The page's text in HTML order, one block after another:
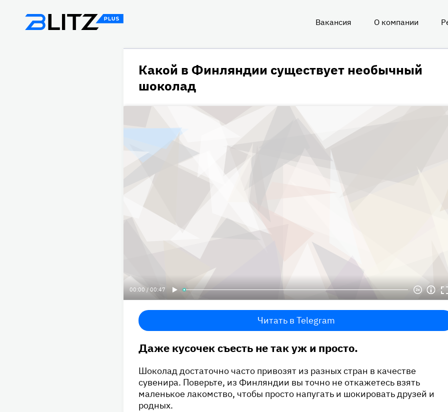
Вакансия О компании
Какой в Финляндии существует необычный
шоколад
00:00 / 00:47
Читать в Telegram
Даже кусочек съесть не так уж и просто.
Шоколад достаточно часто привозят из разных стран в качестве
сувенира. Поверьте, из Финляндии вы точно не откажетесь взять
маленькое лакомство, чтобы просто напугать и шокировать друзей и
родных.